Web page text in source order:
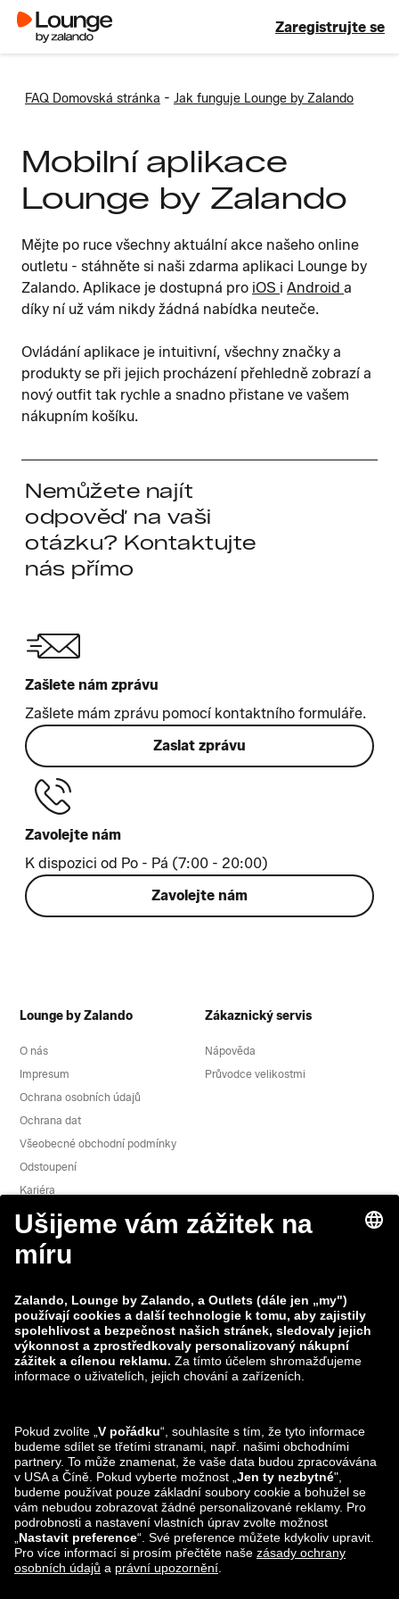
Zaregistrujte se
FAQ Domovská stránka - Jak funguje Lounge by Zalando
Mobilní aplikace
Lounge by Zalando
Mějte po ruce všechny aktuální akce našeho online
outletu - stáhněte si naši zdarma aplikaci Lounge by
Zalando. Aplikace je dostupná pro iOS i Android a
díky ní už vám nikdy žádná nabídka neuteče.
Ovládání aplikace je intuitivní, všechny značky a
produkty se při jejich procházení přehledně zobrazí a
nový outfit tak rychle a snadno přistane ve vašem
nákupním košíku.
Nemůžete najít
odpověď na vaši
otázku? Kontaktujte
nás přímo
Zašlete nám zprávu
Zašlete mám zprávu pomocí kontaktního formuláře.
Zaslat zprávu
Zavolejte nám
K dispozici od Po - Pá (7:00 - 20:00)
Zavolejte nám
Lounge by Zalando
O nás
Impresum
Ochrana osobních údajů
Ochrana dat
Všeobecné obchodní podmínky
Odstoupení
Kariéra
Hlášení zranitelnosti
Bezpečnost produktu
Zákaznický servis
Nápověda
Průvodce velikostmi
Zalando
ABOUT YOU
Sledujte nás také na Možnosti dopravy
Lounge by Zalando Aplikace